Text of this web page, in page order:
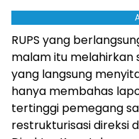
RUPS yang
malam itu melahirkan
yang langsung
hanya membahas
tertinggi pemegang
restrukturisasi direksi